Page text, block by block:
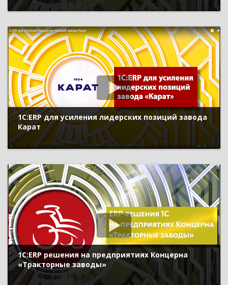
1С:ERP для усиления лидерских позиций завода
Карат
1С:ERP решения на предприятиях Концерна
«Тракторные заводы»